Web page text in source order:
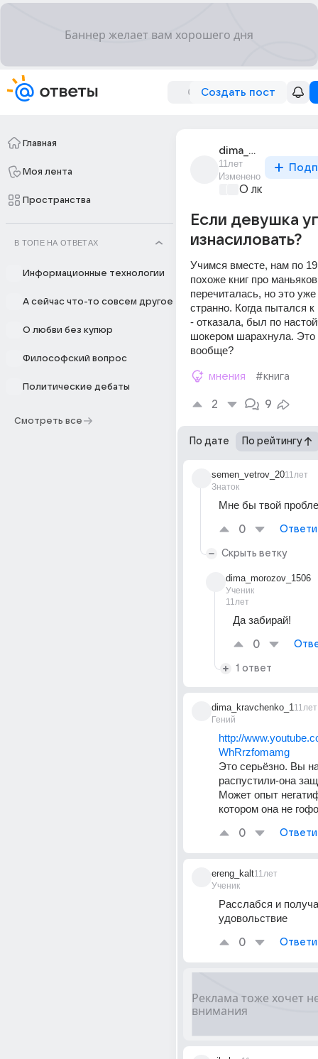
Создать пост
Главная
Моя лента
Пространства
В ТОПЕ НА ОТВЕТАХ
Информационные технологии
А сейчас что-то совсем другое
О любви без купюр
Философский вопрос
Политические дебаты
Смотреть все
dima_morozov_1506
11лет
Изменено
О любви без
Если девушка
изнасиловать?
Учимся вместе, нам по
похоже книг про маньяков
перечиталась, но это
странно. Когда пытался к
- отказала, был по
шокером шарахнула. Это
вообще?
мнения #книга
2 9
По дате По рейтингу
semen_vetrov_20
Знаток
11лет
Мне бы твой
0
Скрыть ветку
dima_morozov_1506
Ученик
11лет
Да забирай!
0
1 ответ
dima_kravchenko_1
Гений
11лет
http://
WhRrzfomamg
Это серьёзно. Вы
распустили-она
Может опыт
котором она не
0
ereng_kalt
Ученик
11лет
Расслабся и
удовольствие
0